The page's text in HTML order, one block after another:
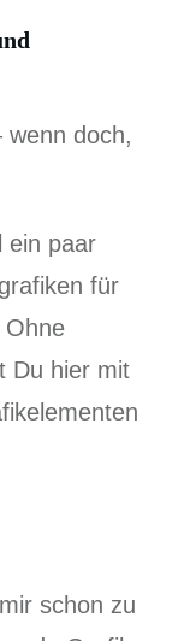
doch,
ein paar
für
Ohne
Du hier mit
schon zu